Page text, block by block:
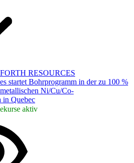
RESOURCES
startet Bohrprogramm in der zu 100 %
Ni/Cu/Co-
in Quebec
aktiv